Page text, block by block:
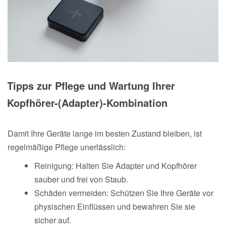
Tipps zur Pflege und Wartung Ihrer
Kopfhörer-(Adapter)-Kombination
Damit Ihre Geräte lange im besten Zustand bleiben, ist
regelmäßige Pflege unerlässlich:
Reinigung: Halten Sie Adapter und Kopfhörer
sauber und frei von Staub.
Schäden vermeiden: Schützen Sie Ihre Geräte vor
physischen Einflüssen und bewahren Sie sie
sicher auf.